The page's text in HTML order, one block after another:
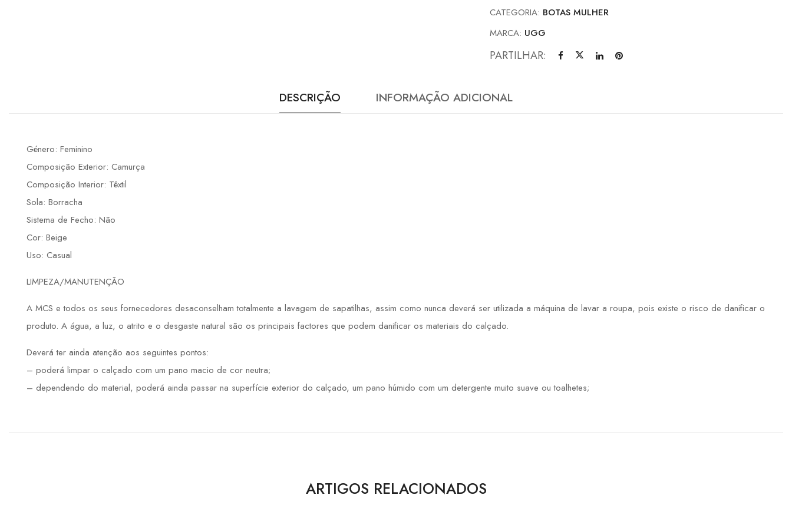
CATEGORIA: BOTAS MULHER
MARCA: UGG
PARTILHAR:
DESCRIÇÃO INFORMAÇÃO ADICIONAL
Género: Feminino
Composição Exterior: Camurça
Composição Interior: Têxtil
Sola: Borracha
Sistema de Fecho: Não
Cor: Beige
Uso: Casual
LIMPEZA/MANUTENÇÃO
A MCS e todos os seus fornecedores desaconselham totalmente a lavagem de sapatilhas, assim como nunca deverá ser utilizada a máquina de lavar a roupa, pois existe o risco de danificar o
produto. A água, a luz, o atrito e o desgaste natural são os principais factores que podem danificar os materiais do calçado.
Deverá ter ainda atenção aos seguintes pontos:
– poderá limpar o calçado com um pano macio de cor neutra;
– dependendo do material, poderá ainda passar na superfície exterior do calçado, um pano húmido com um detergente muito suave ou toalhetes;
ARTIGOS RELACIONADOS